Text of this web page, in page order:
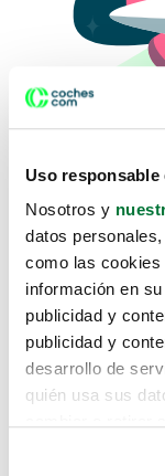
Uso responsable
Nosotros y
datos
como las
información en
publicidad y
publicidad y
desarrollo de
quién usa sus
Lo
te
Pero puedes
buscando en